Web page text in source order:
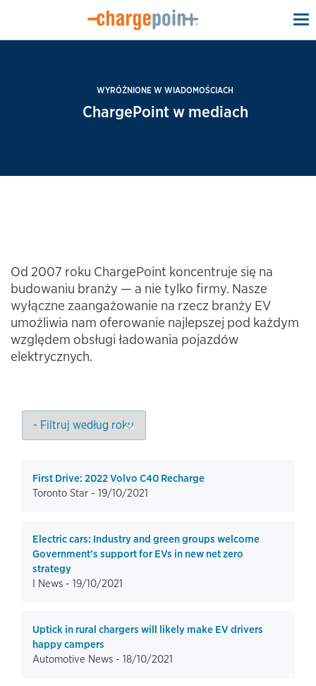
WYRÓŻNIONE W WIADOMOŚCIACH
ChargePoint w mediach
Od 2007 roku ChargePoint koncentruje się na
budowaniu branży — a nie tylko firmy. Nasze
wyłączne zaangażowanie na rzecz branży EV
umożliwia nam oferowanie najlepszej pod każdym
względem obsługi ładowania pojazdów
elektrycznych.
First Drive: 2022 Volvo C40 Recharge
Toronto Star - 19/10/2021
Electric cars: Industry and green groups welcome
Government’s support for EVs in new net zero
strategy
I News - 19/10/2021
Uptick in rural chargers will likely make EV drivers
happy campers
Automotive News - 18/10/2021